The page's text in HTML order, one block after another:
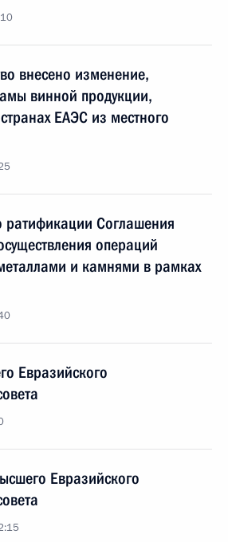
внесено изменение,
винной продукции,
ЕАЭС из местного
ратификации Соглашения
операций
и камнями в рамках
Евразийского
Евразийского